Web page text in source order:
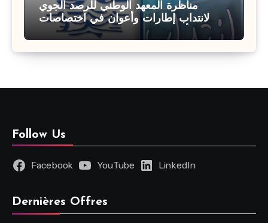
مناظرة المعهد الوطني للرصد الجوي
لانتداب إطارات وأعوان في اختصاصات
مختلفة : أخر اجل للترشح 27 جويلية 2026
Follow Us
Facebook YouTube LinkedIn
Dernières Offres